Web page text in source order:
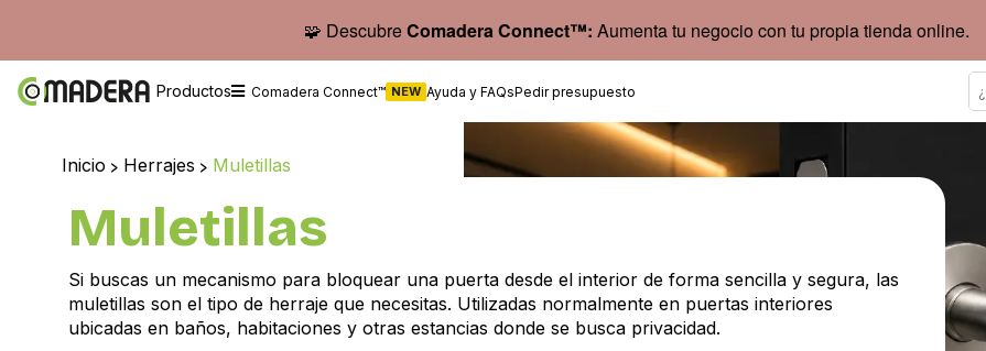
🧩 DescubreComadera Connect™: Aumenta tu negocio con tu propia tienda online.
Productos Comadera Connect™ NEW Ayuda y FAQsPedir presupuesto
Inicio > Herrajes > Muletillas
Muletillas
Si buscas un mecanismo para bloquear una puerta desde el interior de forma sencilla y segura, las
muletillas son el tipo de herraje que necesitas. Utilizadas normalmente en puertas interiores
ubicadas en baños, habitaciones y otras estancias donde se busca privacidad.